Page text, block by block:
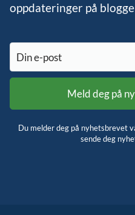
oppdateringer på
Du melder deg på nyhetsbrevet
sende deg